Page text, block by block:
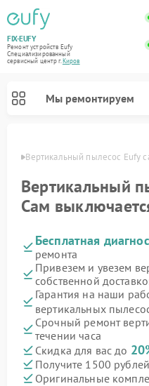
FIX-EUFY
Ремонт устройств Eufy
Специализированный
cервисный центр г.Киров
Мы ремонтируем
Вертикальный пылесос Eufy
Вертикальный
Сам
Бесплатная
ремонта
Привезем и увезем
собственной
Гарантия на наши
вертикальных
Срочный ремонт
течении часа
Скидка для вас до
Получите 1500
Оригинальные